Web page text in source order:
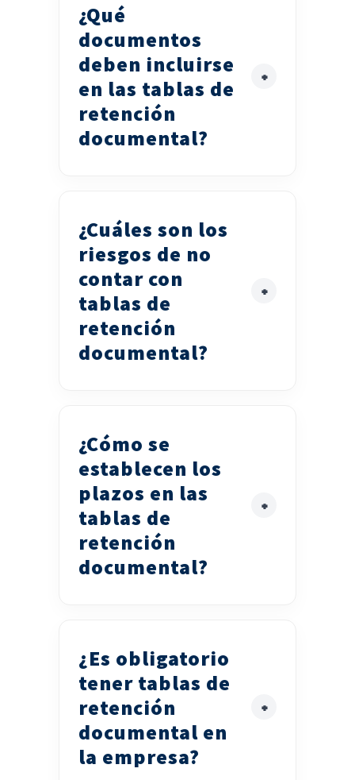
¿Qué
documentos
deben incluirse
en las tablas de
retención
documental?
¿Cuáles son los
riesgos de no
contar con
tablas de
retención
documental?
¿Cómo se
establecen los
plazos en las
tablas de
retención
documental?
¿Es obligatorio
tener tablas de
retención
documental en
la empresa?